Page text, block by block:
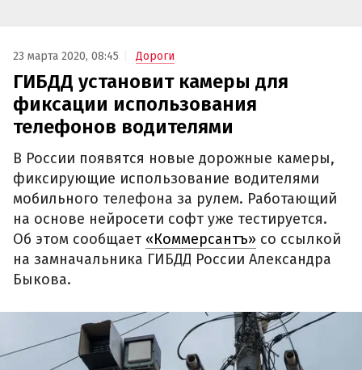
23 марта 2020, 08:45 Дороги
ГИБДД установит камеры для
фиксации использования
телефонов водителями
В России появятся новые дорожные камеры,
фиксирующие использование водителями
мобильного телефона за рулем. Работающий
на основе нейросети софт уже тестируется.
Об этом сообщает «Коммерсантъ» со ссылкой
на замначальника ГИБДД России Александра
Быкова.